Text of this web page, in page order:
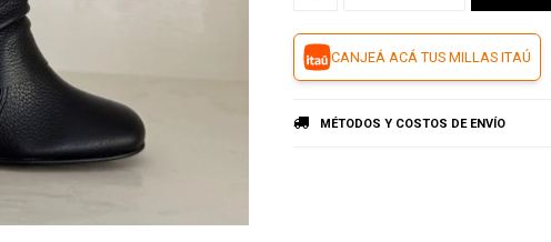
CANJEÁ ACÁ TUS MILLAS ITAÚ
MÉTODOS Y COSTOS DE ENVÍO